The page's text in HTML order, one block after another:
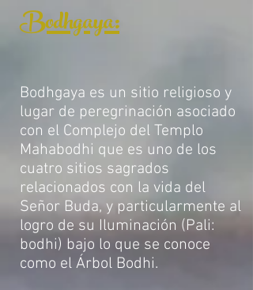
Bodhgaya es un sitio religioso y
lugar de peregrinación asociado
con el Complejo del Templo
Mahabodhi que es uno de los
cuatro sitios sagrados
relacionados con la vida del
Señor Buda, y particularmente al
logro de su Iluminación (Pali:
bodhi) bajo lo que se conoce
como el Árbol Bodhi.
Bodhgaya: